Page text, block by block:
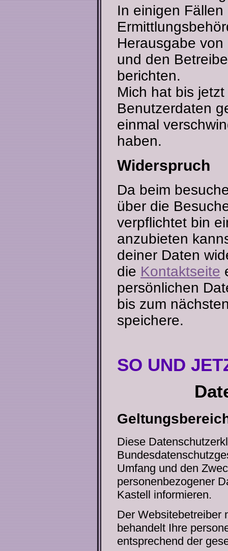
In einigen
Herausgabe
und den
berichten.
Mich hat bis
Benutzerdaten
einmal
haben.
Widerspruch
Da beim
über die
verpflichtet bin
anzubieten
deiner Daten
die Kontaktseite
persönlichen
bis zum
speichere.
SO UND
Diese
Umfang und den
personenbezogener
Kastell informieren.
Der Websitebetreiber
behandelt Ihre
entsprechend der